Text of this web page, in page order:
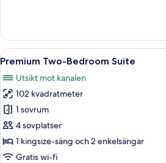
Bedroom
Suite
Öppna
alla
foton
för
Premium
Two-
Bedroom
Suite
Ett
9
Premium Two-Bedroom Suite
Utsikt mot kanalen
102 kvadratmeter
1 sovrum
4 sovplatser
1 kingsize-säng och 2 enkelsängar
Gratis wi-fi